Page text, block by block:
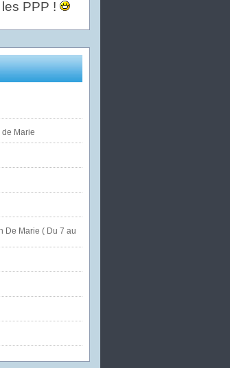
PPP !
Marie
De Marie ( Du 7 au